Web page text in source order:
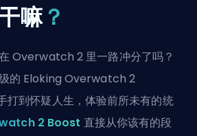
嘛？
Overwatch 2 里一路冲分了吗？
的 Eloking Overwatch 2
打到怀疑人生，体验前所未有的统
2 Boost 直接从你该有的段